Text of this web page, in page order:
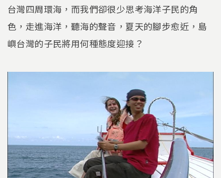
台灣四周環海，而我們卻很少思考海洋子民的角
色，走進海洋，聽海的聲音，夏天的腳步愈近，島
嶼台灣的子民將用何種態度迎接？